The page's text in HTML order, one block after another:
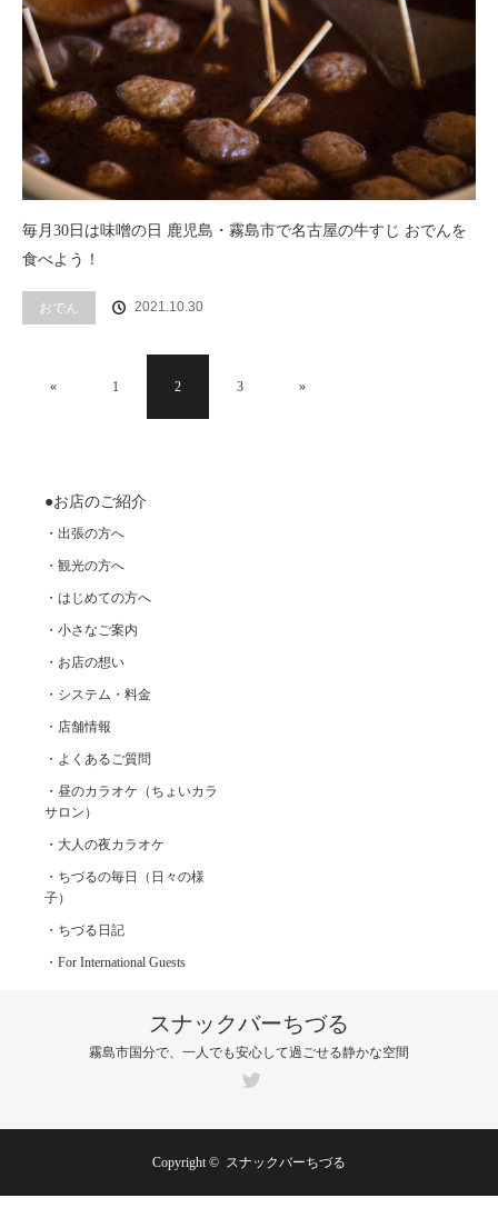
毎月30日は味噌の日 鹿児島・霧島市で名古屋の牛すじ おでんを
食べよう！
おでん 2021.10.30
« 1 2 3 »
●お店のご紹介
・出張の方へ
・観光の方へ
・はじめての方へ
・小さなご案内
・お店の想い
・システム・料金
・店舗情報
・よくあるご質問
・昼のカラオケ（ちょいカラ
サロン）
・大人の夜カラオケ
・ちづるの毎日（日々の様
子）
・ちづる日記
・For International Guests
スナックバーちづる
霧島市国分で、一人でも安心して過ごせる静かな空間
Copyright © スナックバーちづる